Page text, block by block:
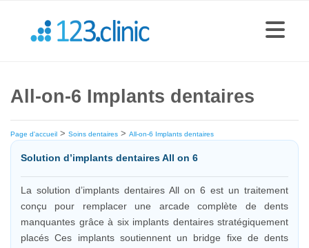
All-on-6 Implants dentaires
Page d'accueil > Soins dentaires > All-on-6 Implants dentaires
Solution d’implants dentaires All on 6
La solution d’implants dentaires All on 6 est un traitement
conçu pour remplacer une arcade complète de dents
manquantes grâce à six implants dentaires stratégiquement
placés Ces implants soutiennent un bridge fixe de dents